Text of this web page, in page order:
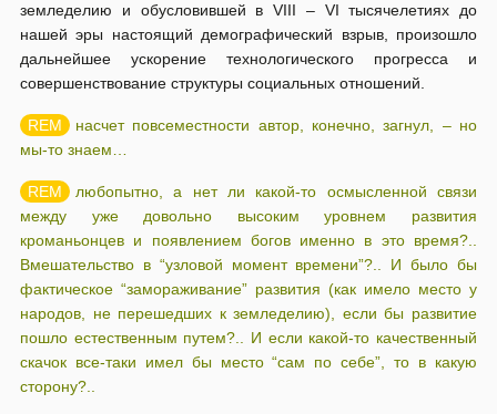
земледелию и обусловившей в VIII – VI тысячелетиях до
нашей эры настоящий демографический взрыв, произошло
дальнейшее ускорение технологического прогресса и
совершенствование структуры социальных отношений.
насчет повсеместности автор, конечно, загнул, – но
мы-то знаем…
любопытно, а нет ли какой-то осмысленной связи
между уже довольно высоким уровнем развития
кроманьонцев и появлением богов именно в это время?..
Вмешательство в “узловой момент времени”?.. И было бы
фактическое “замораживание” развития (как имело место у
народов, не перешедших к земледелию), если бы развитие
пошло естественным путем?.. И если какой-то качественный
скачок все-таки имел бы место “сам по себе”, то в какую
сторону?..